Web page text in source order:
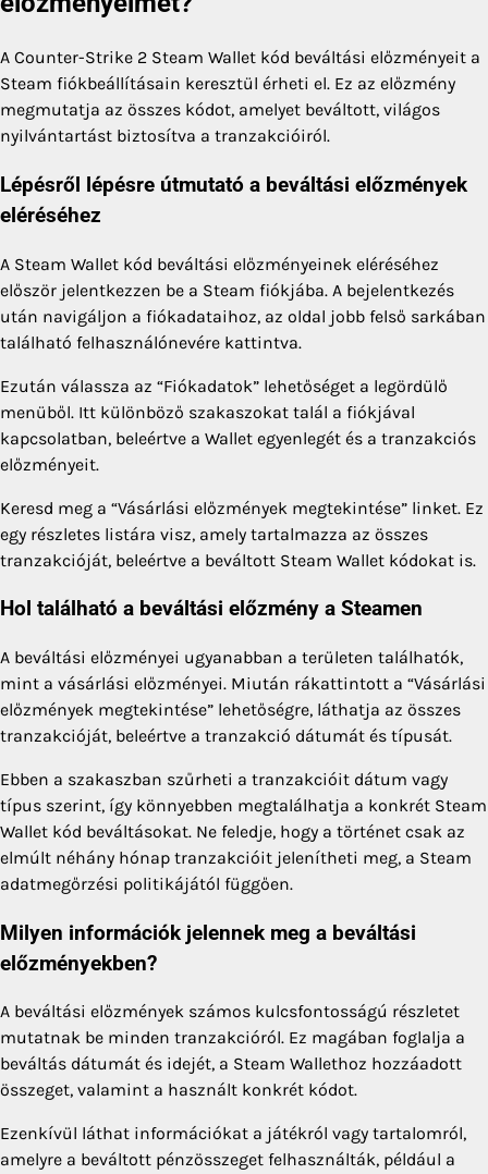
A Counter-Strike 2 Steam Wallet kód beváltási előzményeit a
Steam fiókbeállításain keresztül érheti el. Ez az előzmény
megmutatja az összes kódot, amelyet beváltott, világos
nyilvántartást biztosítva a tranzakcióiról.
Lépésről lépésre útmutató a beváltási előzmények
eléréséhez
A Steam Wallet kód beváltási előzményeinek eléréséhez
először jelentkezzen be a Steam fiókjába. A bejelentkezés
után navigáljon a fiókadataihoz, az oldal jobb felső sarkában
található felhasználónevére kattintva.
Ezután válassza az “Fiókadatok” lehetőséget a legördülő
menüből. Itt különböző szakaszokat talál a fiókjával
kapcsolatban, beleértve a Wallet egyenlegét és a tranzakciós
előzményeit.
Keresd meg a “Vásárlási előzmények megtekintése” linket. Ez
egy részletes listára visz, amely tartalmazza az összes
tranzakcióját, beleértve a beváltott Steam Wallet kódokat is.
Hol található a beváltási előzmény a Steamen
A beváltási előzményei ugyanabban a területen találhatók,
mint a vásárlási előzményei. Miután rákattintott a “Vásárlási
előzmények megtekintése” lehetőségre, láthatja az összes
tranzakcióját, beleértve a tranzakció dátumát és típusát.
Ebben a szakaszban szűrheti a tranzakcióit dátum vagy
típus szerint, így könnyebben megtalálhatja a konkrét Steam
Wallet kód beváltásokat. Ne feledje, hogy a történet csak az
elmúlt néhány hónap tranzakcióit jelenítheti meg, a Steam
adatmegőrzési politikájától függően.
Milyen információk jelennek meg a beváltási
előzményekben?
A beváltási előzmények számos kulcsfontosságú részletet
mutatnak be minden tranzakcióról. Ez magában foglalja a
beváltás dátumát és idejét, a Steam Wallethoz hozzáadott
összeget, valamint a használt konkrét kódot.
Ezenkívül láthat információkat a játékról vagy tartalomról,
amelyre a beváltott pénzösszeget felhasználták, például a